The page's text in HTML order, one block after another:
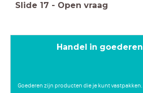
Slide 17 - Open vraag
Handel in goederen
Goederen zijn producten die je kunt vastpakken.